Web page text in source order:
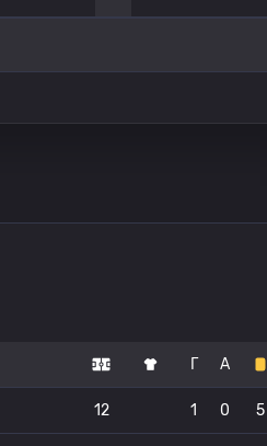
Г А
12 1 0 5